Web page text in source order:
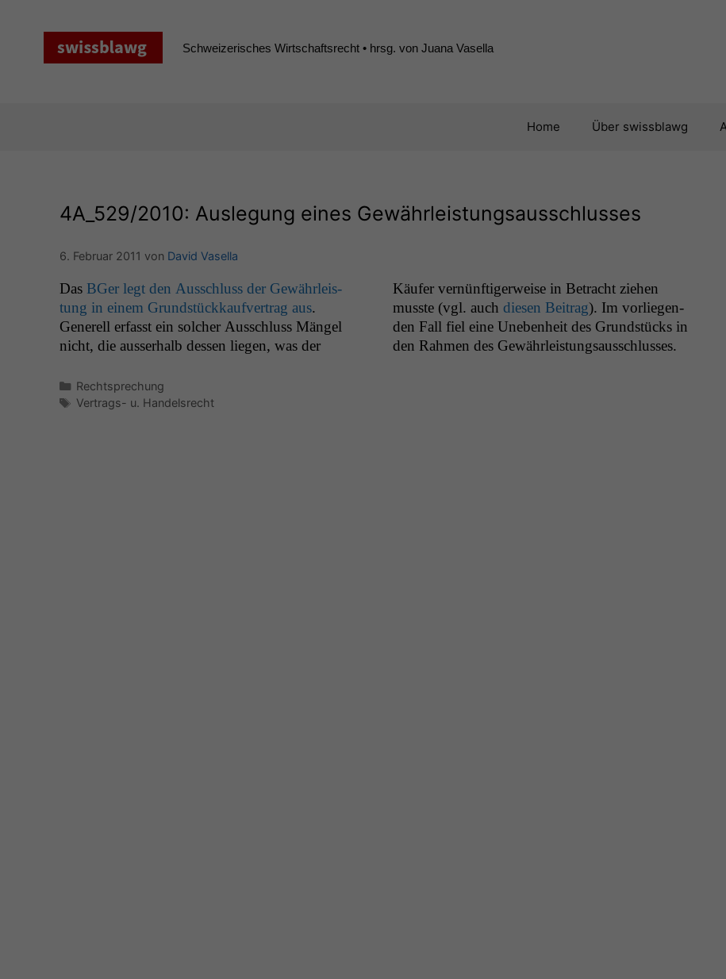
Schweizerisches Wirtschaftsrecht • hrsg. von Juana Vasella
Home Über swissblawg
4A_529/2010: Auslegung eines Gewährleistungsausschlusses
6. Februar 2011 von David Vasella
Das BGer legt den Auss­chluss der Gewährleis­
tung in einem Grund­stück­kaufver­trag aus.
Generell erfasst ein solch­er Auss­chluss Män­gel
nicht, die ausser­halb dessen liegen, was der
Käufer vernün­ftiger­weise in Betra­cht ziehen
musste (vgl. auch diesen Beitrag). Im vor­liegen­
den Fall fiel eine Uneben­heit des Grund­stücks in
den Rah­men des Gewährleistungsausschlusses.
Kategorien
Rechtsprechung
Schlagwörter
Vertrags- u. Handelsrecht